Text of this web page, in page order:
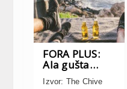
FORA PLUS:
Ala gušta…
Izvor: The Chive